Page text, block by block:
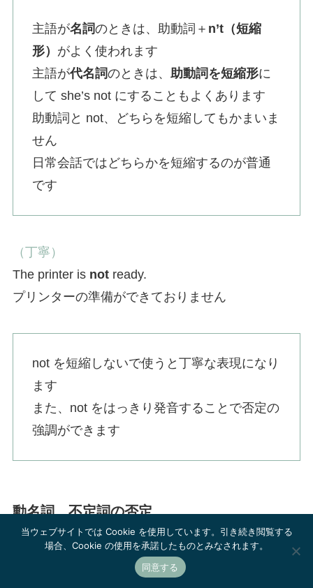
主語が名詞のときは、助動詞＋ n’t（短縮
形） がよく使われます
主語が代名詞のときは、 助動詞を短縮形に
して she’s not にすることもよくあります
助動詞と not、どちらを短縮してもかまいま
せん
日常会話ではどちらかを短縮するのが普通
です
（丁寧）
The printer is notready.
プリンターの準備ができておりません
not を短縮しないで使うと丁寧な表現になり
ます
また、not をはっきり発音することで否定の
強調ができます
動名詞、不定詞の否定
We end up not knowing what we don’t know.
私たちは結局、何が分からないのか分からないの
当ウェブサイトでは Cookie を使用しています。引き続き閲覧する
場合、Cookie の使用を承諾したものとみなされます。
同意する